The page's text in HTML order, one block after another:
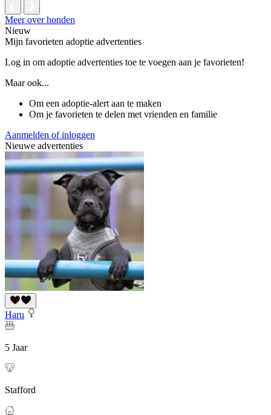
Meer over honden
Nieuw
Mijn favorieten adoptie advertenties
Log in om adoptie advertenties toe te voegen aan je favorieten!
Maar ook...
Om een adoptie-alert aan te maken
Om je favorieten te delen met vrienden en familie
Aanmelden of inloggen
Nieuwe advertenties
Haru
5 Jaar
Stafford